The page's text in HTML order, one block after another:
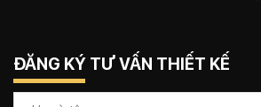
ĐĂNG KÝ TƯ VẤN THIẾT KẾ